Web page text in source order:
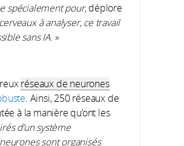
spécialement pour, déplore
à analyser, ce travail
sans IA . »
réseaux de neurones
. Ainsi, 250 réseaux de
à la manière qu’ont les
d’un système
sont organisés